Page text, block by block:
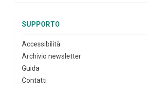
SUPPORTO
Accessibilità
Archivio newsletter
Guida
Contatti